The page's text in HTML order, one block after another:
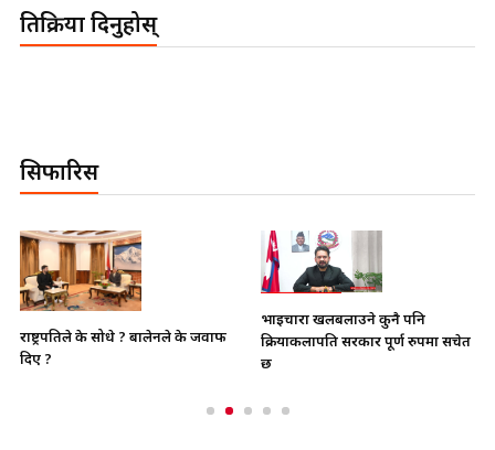
प्रतिक्रिया दिनुहोस्
सिफारिस
राष्ट्रपतिले के सोधे ? बालेनले के जवाफ
दिए ?
भाइचारा खलबलाउने कुनै पनि
क्रियाकलापप्रति सरकार पूर्ण रुपमा सचेत
छ